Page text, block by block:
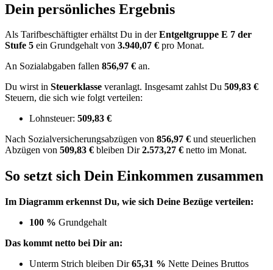
Dein persönliches Ergebnis
Als Tarifbeschäftigter erhältst Du in derEntgeltgruppe E 7 der
Stufe 5 ein Grundgehalt von 3.940,07 € pro Monat.
An Sozialabgaben fallen 856,97 € an.
Du wirst in Steuerklasse veranlagt. Insgesamt zahlst Du 509,83 €
Steuern, die sich wie folgt verteilen:
Lohnsteuer: 509,83 €
Nach Sozialversicherungsabzügen von 856,97 € und steuerlichen
Abzügen von 509,83 € bleiben Dir2.573,27 € netto im Monat.
So setzt sich Dein Einkommen zusammen
Im Diagramm erkennst Du, wie sich Deine Bezüge verteilen:
100 % Grundgehalt
Das kommt netto bei Dir an:
Unterm Strich bleiben Dir65,31 % Nette Deines Bruttos